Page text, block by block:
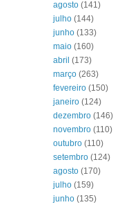
agosto (141)
julho (144)
junho (133)
maio (160)
abril (173)
março (263)
fevereiro (150)
janeiro (124)
dezembro (146)
novembro (110)
outubro (110)
setembro (124)
agosto (170)
julho (159)
junho (135)